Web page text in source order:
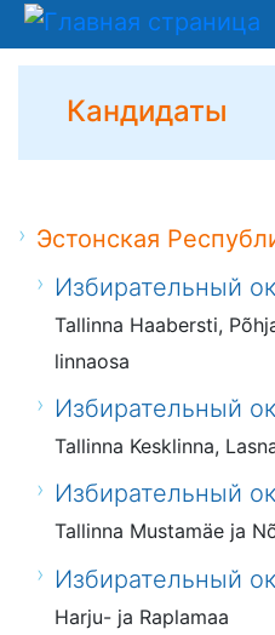
Кандидаты
Эстонская
Избирательный
Tallinna Haabersti,
linnaosa
Избирательный
Tallinna Kesklinna,
Избирательный
Tallinna Mustamäe ja
Избирательный
Harju- ja Raplamaa